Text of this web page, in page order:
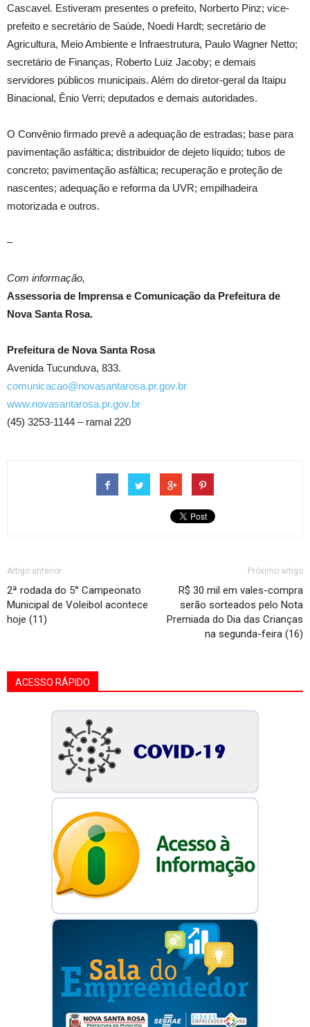
Cascavel. Estiveram presentes o prefeito, Norberto Pinz; vice-
prefeito e secretário de Saúde, Noedi Hardt; secretário de
Agricultura, Meio Ambiente e Infraestrutura, Paulo Wagner Netto;
secretário de Finanças, Roberto Luiz Jacoby; e demais
servidores públicos municipais. Além do diretor-geral da Itaipu
Binacional, Ênio Verri; deputados e demais autoridades.
O Convênio firmado prevê a adequação de estradas; base para
pavimentação asfáltica; distribuidor de dejeto líquido; tubos de
concreto; pavimentação asfáltica; recuperação e proteção de
nascentes; adequação e reforma da UVR; empilhadeira
motorizada e outros.
–
Com informação,
Assessoria de Imprensa e Comunicação da Prefeitura de
Nova Santa Rosa.
Prefeitura de Nova Santa Rosa
Avenida Tucunduva, 833.
comunicacao@novasantarosa.pr.gov.br
www.novasantarosa.pr.gov.br
(45) 3253-1144 – ramal 220
Artigo anterior
2ª rodada do 5° Campeonato
Municipal de Voleibol acontece
hoje (11)
Próximo artigo
R$ 30 mil em vales-compra
serão sorteados pelo Nota
Premiada do Dia das Crianças
na segunda-feira (16)
ACESSO RÁPIDO